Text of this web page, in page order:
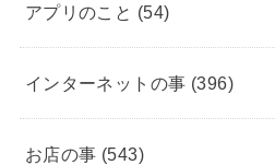
アプリのこと (54)
インターネットの事 (396)
お店の事 (543)